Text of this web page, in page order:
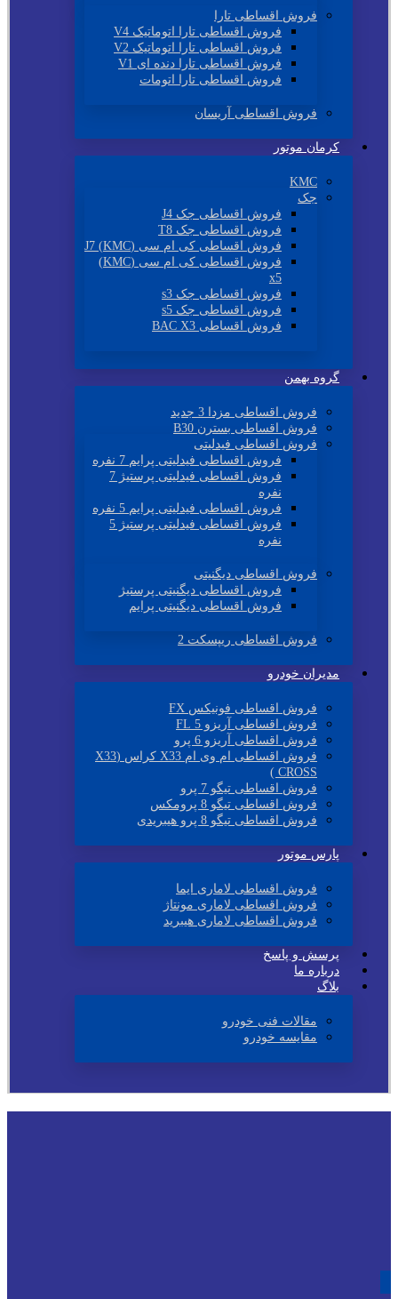
فروش اقساطی تارا
فروش اقساطی تارا اتوماتیک V4
فروش اقساطی تارا اتوماتیک V2
فروش اقساطی تارا دنده ای V1
فروش اقساطی تارا اتومات
فروش اقساطی آریسان
کرمان موتور
KMC
جک
فروش اقساطی جک J4
فروش اقساطی جک T8
فروش اقساطی کی ام سی (KMC) J7
فروش اقساطی کی ام سی (KMC)
x5
فروش اقساطی جک s3
فروش اقساطی جک s5
فروش اقساطی BAC X3
گروه بهمن
فروش اقساطی مزدا 3 جدید
فروش اقساطی بسترن B30
فروش اقساطی فیدلیتی
فروش اقساطی فیدلیتی پرایم 7 نفره
فروش اقساطی فیدلیتی پرستیژ 7
نفره
فروش اقساطی فیدلیتی پرایم 5 نفره
فروش اقساطی فیدلیتی پرستیژ 5
نفره
فروش اقساطی دیگنیتی
فروش اقساطی دیگنیتی پرستیژ
فروش اقساطی دیگنیتی پرایم
فروش اقساطی ریپسکت 2
مدیران خودرو
فروش اقساطی فونیکس FX
فروش اقساطی آریزو 5 FL
فروش اقساطی آریزو 6 پرو
فروش اقساطی ام وی ام X33 کراس (X33
CROSS )
فروش اقساطی تیگو 7 پرو
فروش اقساطی تیگو 8 پرومکس
فروش اقساطی تیگو 8 پرو هیبریدی
پارس موتور
فروش اقساطی لاماری ایما
فروش اقساطی لاماری مونتاژ
فروش اقساطی لاماری هیبرید
پرسش و پاسخ
درباره ما
بلاگ
مقالات فنی خودرو
مقایسه خودرو